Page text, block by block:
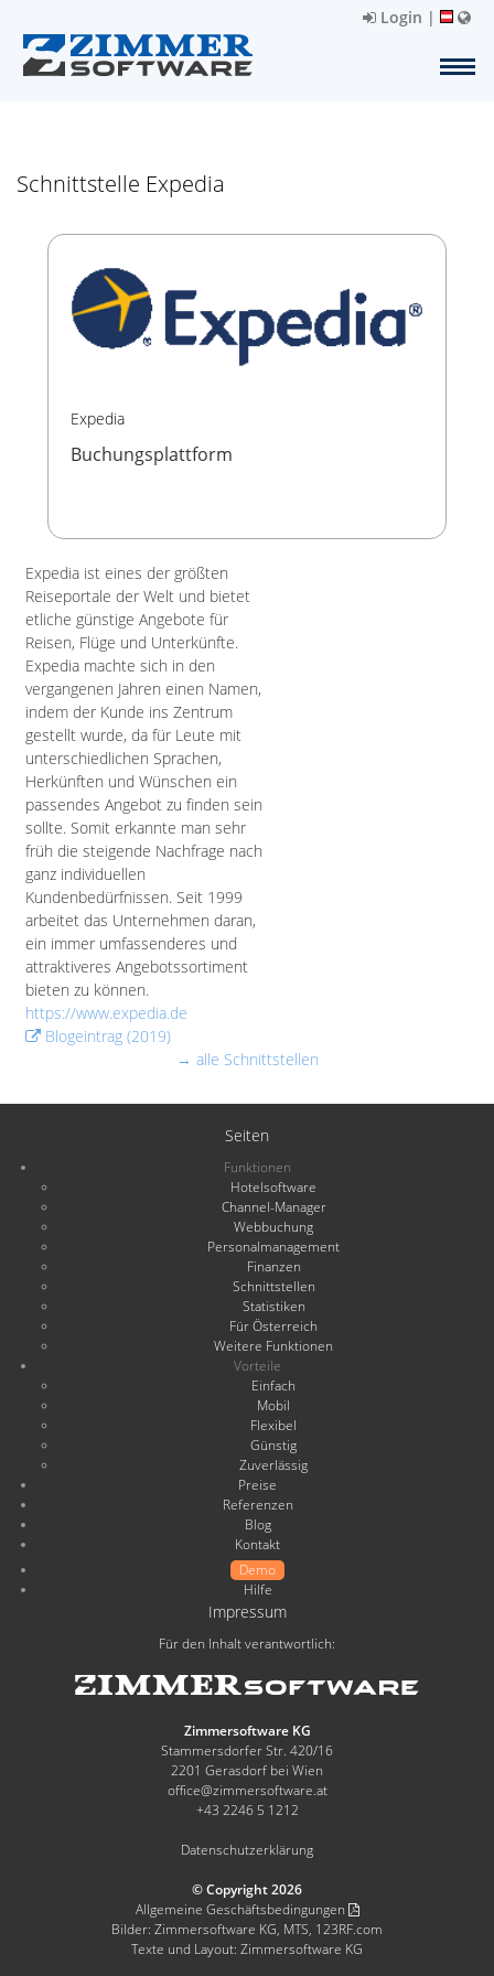
Login |
Schnittstelle Expedia
Expedia
Buchungsplattform
Expedia ist eines der größten
Reiseportale der Welt und bietet
etliche günstige Angebote für
Reisen, Flüge und Unterkünfte.
Expedia machte sich in den
vergangenen Jahren einen Namen,
indem der Kunde ins Zentrum
gestellt wurde, da für Leute mit
unterschiedlichen Sprachen,
Herkünften und Wünschen ein
passendes Angebot zu finden sein
sollte. Somit erkannte man sehr
früh die steigende Nachfrage nach
ganz individuellen
Kundenbedürfnissen. Seit 1999
arbeitet das Unternehmen daran,
ein immer umfassenderes und
attraktiveres Angebotssortiment
bieten zu können.
https://www.expedia.de
Blogeintrag (2019)
→ alle Schnittstellen
Seiten
Funktionen
Hotelsoftware
Channel-Manager
Webbuchung
Personalmanagement
Finanzen
Schnittstellen
Statistiken
Für Österreich
Weitere Funktionen
Vorteile
Einfach
Mobil
Flexibel
Günstig
Zuverlässig
Preise
Referenzen
Blog
Kontakt
Demo
Hilfe
Impressum
Für den Inhalt verantwortlich:
Zimmersoftware KG
Stammersdorfer Str. 420/16
2201 Gerasdorf bei Wien
office@zimmersoftware.at
+43 2246 5 1212
Datenschutzerklärung
© Copyright 2026
Allgemeine Geschäftsbedingungen
Bilder: Zimmersoftware KG, MTS, 123RF.com
Texte und Layout: Zimmersoftware KG